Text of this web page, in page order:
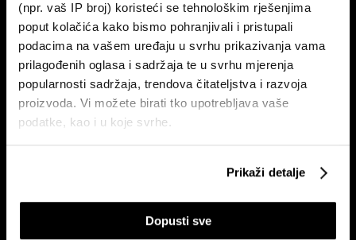
(npr. vaš IP broj) koristeći se tehnološkim rješenjima
poput kolačića kako bismo pohranjivali i pristupali
podacima na vašem uređaju u svrhu prikazivanja vama
prilagođenih oglasa i sadržaja te u svrhu mjerenja
popularnosti sadržaja, trendova čitateljstva i razvoja
proizvoda. Vi možete birati tko upotrebljava vaše
podatke, kao i u koje svrhe.
Prikupljati podatke o vašoj geografskoj lokaciji,
koji mogu biti precizni do radijusa od nekoliko metara
Prepoznati vaš uređaj tako što ćemo aktivno
Prikaži detalje
Dopusti sve
Pretplati se na
newsletter
Bloomberg Adria događanja